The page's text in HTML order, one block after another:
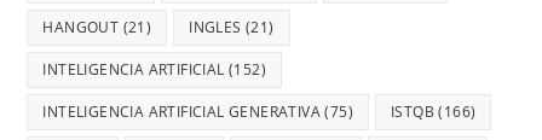
HANGOUT (21) INGLES (21)
INTELIGENCIA ARTIFICIAL (152)
INTELIGENCIA ARTIFICIAL GENERATIVA(75) ISTQB (166)